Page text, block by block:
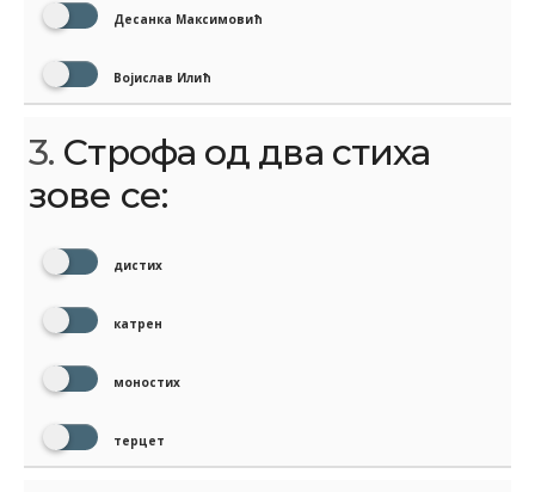
Десанка Максимовић
Војислав Илић
3. Строфа од два стиха
зове се:
дистих
катрен
моностих
терцет